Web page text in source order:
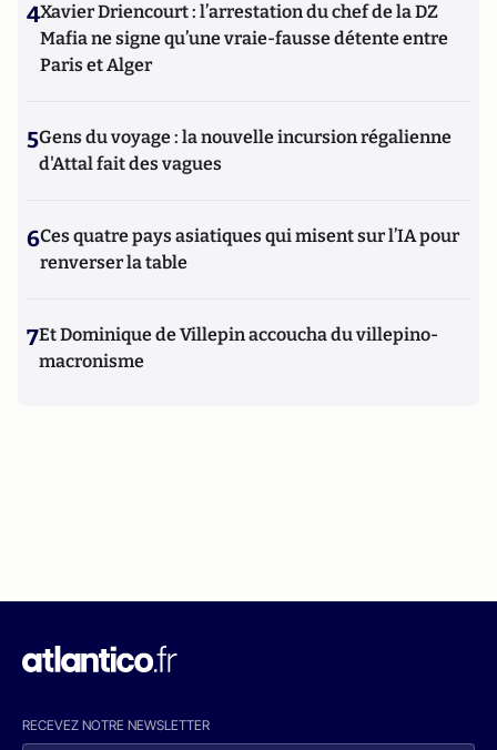
4Xavier Driencourt : l’arrestation du chef de la DZ
Mafia ne signe qu’une vraie-fausse détente entre
Paris et Alger
5Gens du voyage : la nouvelle incursion régalienne
d'Attal fait des vagues
6Ces quatre pays asiatiques qui misent sur l’IA pour
renverser la table
7Et Dominique de Villepin accoucha du villepino-
macronisme
RECEVEZ NOTRE NEWSLETTER